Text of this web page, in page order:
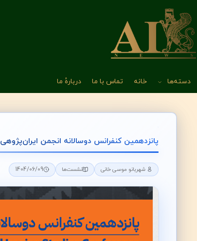
دسته‌ها خانه تماس با ما دربارهٔ ما
پانزدهمین کنفرانس دوسالانه انجمن ایران‌پژوهی
شهربانو موسی خانی نشست‌ها 1404/06/09